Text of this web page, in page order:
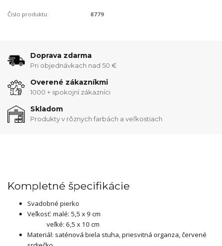
Číslo produktu: 8779
Doprava zdarma
Pri objednávkach nad 50 €
Overené zákazníkmi
1000 + spokojní zákazníci
Skladom
Produkty v rôznych farbách a veľkostiach
Kompletné špecifikácie
Svadobné pierko
Veľkosť: malé: 5,5 x 9 cm
veľké: 6,5 x 10 cm
Materiál: saténová biela stuha, priesvitná organza, červené